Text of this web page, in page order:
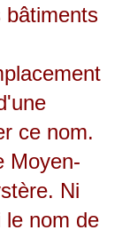
bâtiments
ce nom.
Moyen-
Ni
le nom de